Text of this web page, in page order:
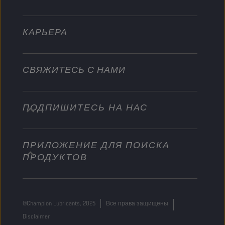
КАРЬЕРА
СВЯЖИТЕСЬ С НАМИ
info@championlubes.com
+32 3 870 00 20
Georges Gilliotstraat, 52 2620 Hemiksem
Belgium
ПОДПИШИТЕСЬ НА НАС
ПРИЛОЖЕНИЕ ДЛЯ ПОИСКА
ПРОДУКТОВ
©Champion Lubricants, 2025
Все права защищены
Disclaimer